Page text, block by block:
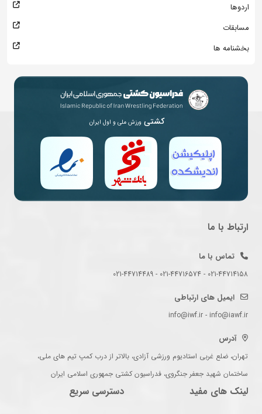
اردوها
مسابقات
بخشنامه ها
کشتی ورزش ملی و اول ایران
ارتباط با ما
تماس با ما
021-44714158 - 021-44716574 - 021-44714489
ایمیل های ارتباطی
info@iwf.ir - info@iawf.ir
آدرس
تهران، ضلع غربی استادیوم ورزشی آزادی، بالاتر از درب کمپ تیم های ملی،
ساختمان شهید جعفر جنگروی، فدراسیون کشتی جمهوری اسلامی ایران
لینک های مفید دسترسی سریع